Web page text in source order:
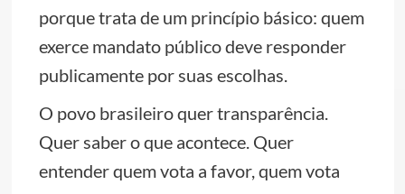
porque trata de um princípio básico: quem
exerce mandato público deve responder
publicamente por suas escolhas.
O povo brasileiro quer transparência.
Quer saber o que acontece. Quer
entender quem vota a favor, quem vota